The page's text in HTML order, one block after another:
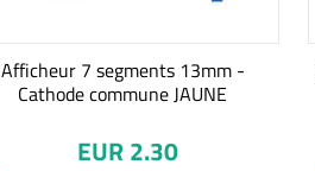
Afficheur 7 segments 13mm -
Cathode commune JAUNE
EUR 2.30